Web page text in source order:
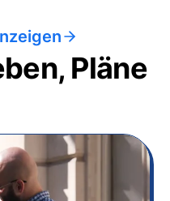
Pläne